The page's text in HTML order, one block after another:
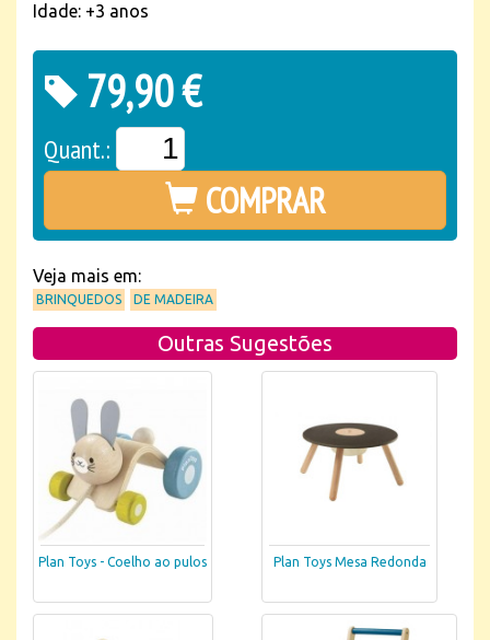
Idade: +3 anos
79,90 €
Quant.:
COMPRAR
Veja mais em:
BRINQUEDOS DE MADEIRA
Outras Sugestões
Plan Toys - Coelho ao pulos Plan Toys Mesa Redonda